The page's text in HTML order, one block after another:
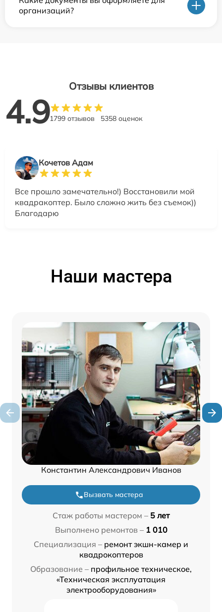
организаций?
Отзывы клиентов
4.91799 отзывов 5358 оценок
Кочетов Адам
Все прошло замечательно!) Восстановили мой
квадракоптер. Было сложно жить без съемок))
Благодарю
Наши мастера
Константин Александрович Иванов
Вызвать мастера
Стаж работы мастером – 5 лет
Выполнено ремонтов – 1 010
Специализация – ремонт экшн-камер и
квадрокоптеров
Образование – профильное техническое,
«Техническая эксплуатация
электрооборудования»